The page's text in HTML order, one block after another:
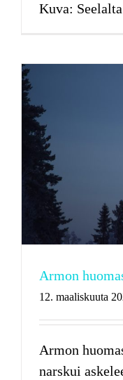
Kuva:
Armon
12. maaliskuuta
Armon
narskui